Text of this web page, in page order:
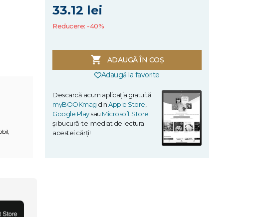
33.12 lei
Reducere: -40%
ADAUGĂ ÎN COȘ
Adaugă la favorite
Descarcă acum aplicația gratuită
myBOOKmag dinApple Store
Google Playsau Microsoft Store
și bucură-te imediat de lectura
acestei cărți!